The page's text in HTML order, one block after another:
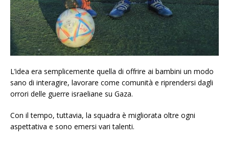
L’idea era semplicemente quella di offrire ai bambini un modo
sano di interagire, lavorare come comunità e riprendersi dagli
orrori delle guerre israeliane su Gaza.
Con il tempo, tuttavia, la squadra è migliorata oltre ogni
aspettativa e sono emersi vari talenti.